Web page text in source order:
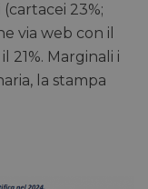
23%;
via web con il
21%. Marginali i
la stampa